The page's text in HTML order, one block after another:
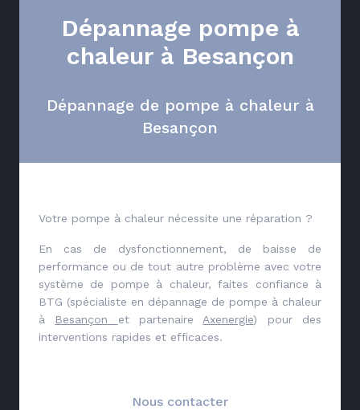
Dépannage pompe à
chaleur à Besançon
Dépannage de pompe à chaleur à
Besançon
Votre pompe à chaleur nécessite une réparation ?
En cas de dysfonctionnement, de baisse de
performance ou de tout autre problème avec votre
système de pompe à chaleur, faites confiance à
BTG (spécialiste en dépannage de pompe à chaleur
à
Besançon et partenaire Axenergie) pour des
interventions rapides et efficaces.
Nous contacter